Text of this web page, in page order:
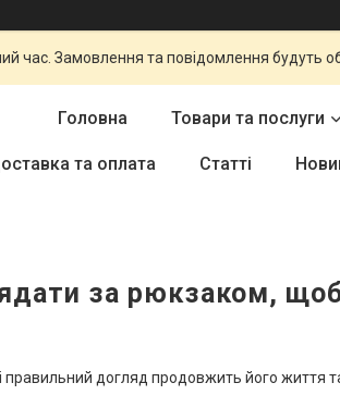
час. Замовлення та повідомлення будуть
Головна Товари та послуги
та оплата Статті
за рюкзаком,
догляд продовжить його життя